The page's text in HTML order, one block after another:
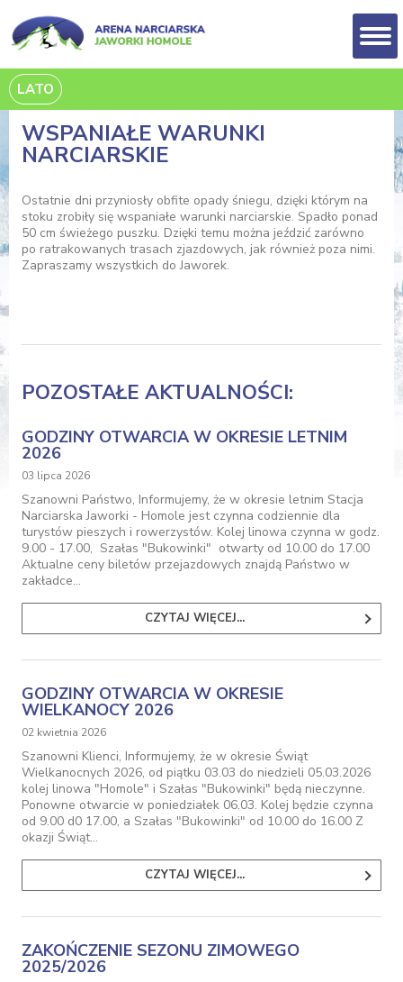
LATO
WSPANIAŁE WARUNKI
NARCIARSKIE
Ostatnie dni przyniosły obfite opady śniegu, dzięki którym na
stoku zrobiły się wspaniałe warunki narciarskie. Spadło ponad
50 cm świeżego puszku. Dzięki temu można jeździć zarówno
po ratrakowanych trasach zjazdowych, jak również poza nimi.
Zapraszamy wszystkich do Jaworek.
POZOSTAŁE AKTUALNOŚCI:
GODZINY OTWARCIA W OKRESIE LETNIM
2026
03 lipca 2026
Szanowni Państwo, Informujemy, że w okresie letnim Stacja
Narciarska Jaworki - Homole jest czynna codziennie dla
turystów pieszych i rowerzystów. Kolej linowa czynna w godz.
9.00 - 17.00, Szałas "Bukowinki" otwarty od 10.00 do 17.00
Aktualne ceny biletów przejazdowych znajdą Państwo w
zakładce…
CZYTAJ WIĘCEJ...
GODZINY OTWARCIA W OKRESIE
WIELKANOCY 2026
02 kwietnia 2026
Szanowni Klienci, Informujemy, że w okresie Świąt
Wielkanocnych 2026, od piątku 03.03 do niedzieli 05.03.2026
kolej linowa "Homole" i Szałas "Bukowinki" będą nieczynne.
Ponowne otwarcie w poniedziałek 06.03. Kolej będzie czynna
od 9.00 d0 17.00, a Szałas "Bukowinki" od 10.00 do 16.00 Z
okazji Świąt…
CZYTAJ WIĘCEJ...
ZAKOŃCZENIE SEZONU ZIMOWEGO
2025/2026